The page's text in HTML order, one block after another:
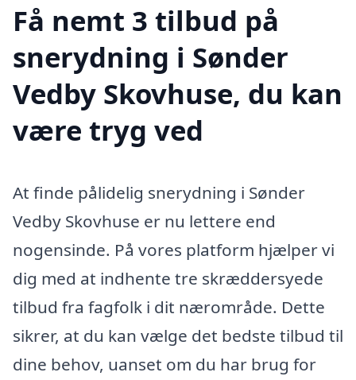
Få nemt 3 tilbud på
snerydning i Sønder
Vedby Skovhuse, du kan
være tryg ved
At finde pålidelig snerydning i Sønder
Vedby Skovhuse er nu lettere end
nogensinde. På vores platform hjælper vi
dig med at indhente tre skræddersyede
tilbud fra fagfolk i dit nærområde. Dette
sikrer, at du kan vælge det bedste tilbud til
dine behov, uanset om du har brug for